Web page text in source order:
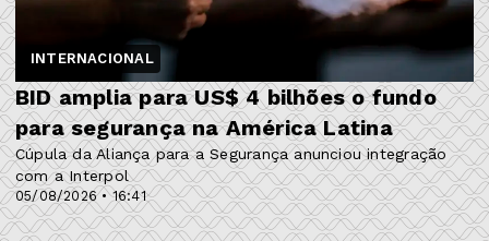
INTERNACIONAL
05/08/2026 • 16:41
BID amplia para US$ 4 bilhões o fundo
para segurança na América Latina
Cúpula da Aliança para a Segurança anunciou integração
com a Interpol